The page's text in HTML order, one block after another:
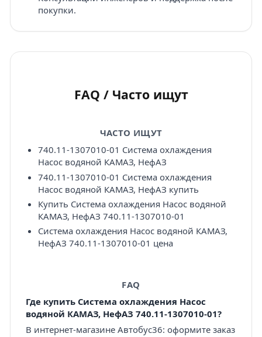
покупки.
FAQ / Часто ищут
ЧАСТО ИЩУТ
740.11-1307010-01 Система охлаждения
Насос водяной КАМАЗ, НефАЗ
740.11-1307010-01 Система охлаждения
Насос водяной КАМАЗ, НефАЗ купить
Купить Система охлаждения Насос водяной
КАМАЗ, НефАЗ 740.11-1307010-01
Система охлаждения Насос водяной КАМАЗ,
НефАЗ 740.11-1307010-01 цена
FAQ
Где купить Система охлаждения Насос
водяной КАМАЗ, НефАЗ 740.11-1307010-01?
В интернет-магазине Автобус36: оформите заказ